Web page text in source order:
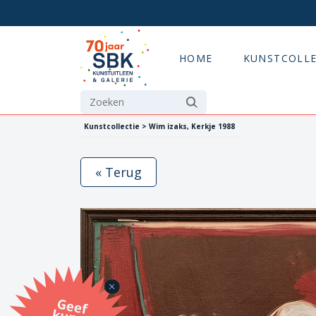
HOME
Kunstcollectie > Wim izaks, Kerkje 1988
G
eef
u
n
st
a
d
o
m
et
e SB
K
u
n
stb
o
n
« Terug